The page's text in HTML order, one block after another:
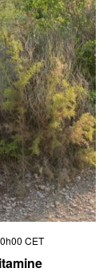
CET